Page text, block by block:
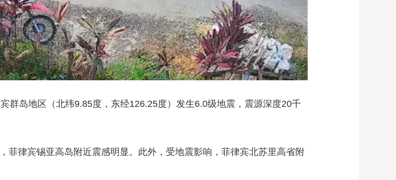
岛地区（北纬9.85度，东经126.25度）发生6.0级地震，震源深度20千
律宾锡亚高岛附近震感明显。此外，受地震影响，菲律宾北苏里高省附